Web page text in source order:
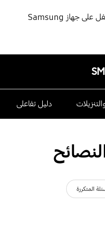
اكتشف ميزات جديدة لشاشة القفل على جهاز Samsung
دليل تفاعلى
المتكررة